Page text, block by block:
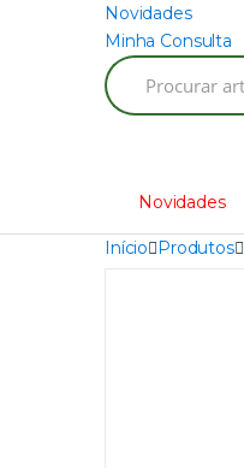
Novidades
Minha Consulta
Search
for:
Novidades
Início Produtos